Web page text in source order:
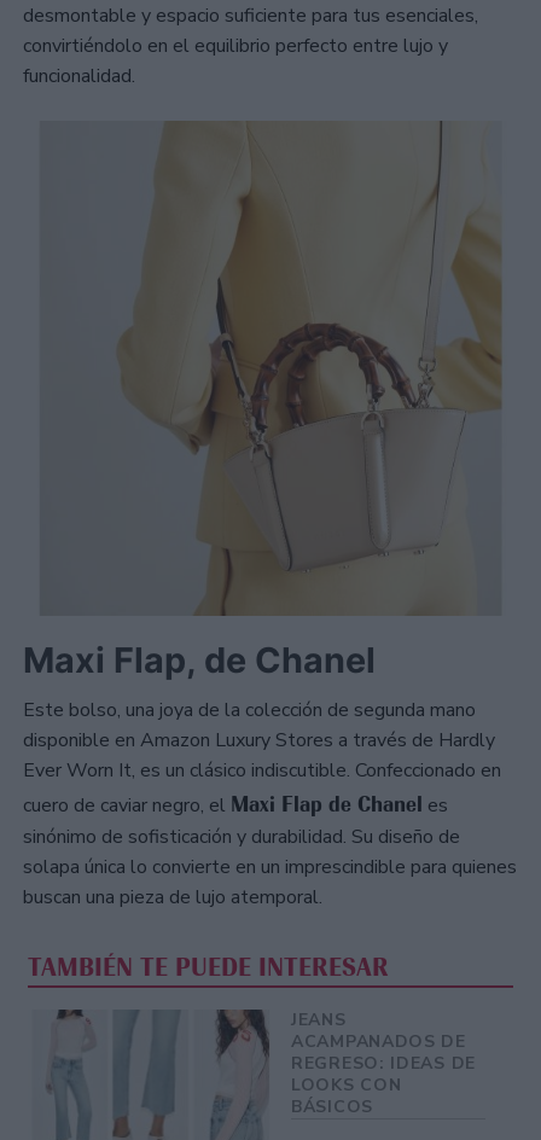
desmontable y espacio suficiente para tus esenciales,
convirtiéndolo en el equilibrio perfecto entre lujo y
funcionalidad.
Maxi Flap, de Chanel
Este bolso, una joya de la colección de segunda mano
disponible en Amazon Luxury Stores a través de Hardly
Ever Worn It, es un clásico indiscutible. Confeccionado en
cuero de caviar negro, el Maxi Flap de Chanel es
sinónimo de sofisticación y durabilidad. Su diseño de
solapa única lo convierte en un imprescindible para quienes
buscan una pieza de lujo atemporal.
TAMBIÉN TE PUEDE INTERESAR
JEANS
ACAMPANADOS DE
REGRESO: IDEAS DE
LOOKS CON
BÁSICOS